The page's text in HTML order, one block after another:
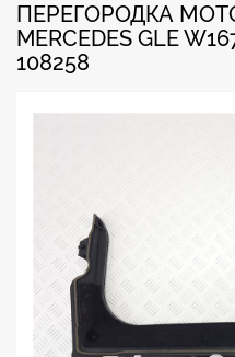
ПЕРЕГОРОДКА
MERCEDES GLE
108258